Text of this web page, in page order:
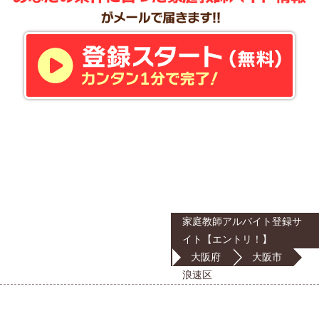
家庭教師アルバイト登録サ
イト【エントリ！】
大阪府
大阪市
浪速区